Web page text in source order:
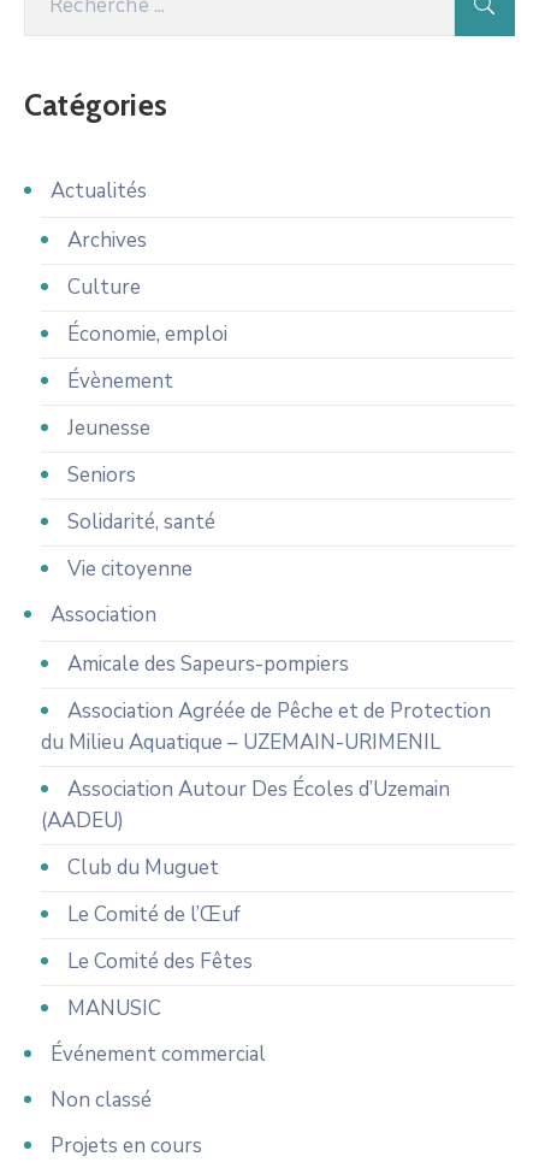
Catégories
Actualités
Archives
Culture
Économie, emploi
Évènement
Jeunesse
Seniors
Solidarité, santé
Vie citoyenne
Association
Amicale des Sapeurs-pompiers
Association Agréée de Pêche et de Protection
du Milieu Aquatique – UZEMAIN-URIMENIL
Association Autour Des Écoles d’Uzemain
(AADEU)
Club du Muguet
Le Comité de l’Œuf
Le Comité des Fêtes
MANUSIC
Événement commercial
Non classé
Projets en cours